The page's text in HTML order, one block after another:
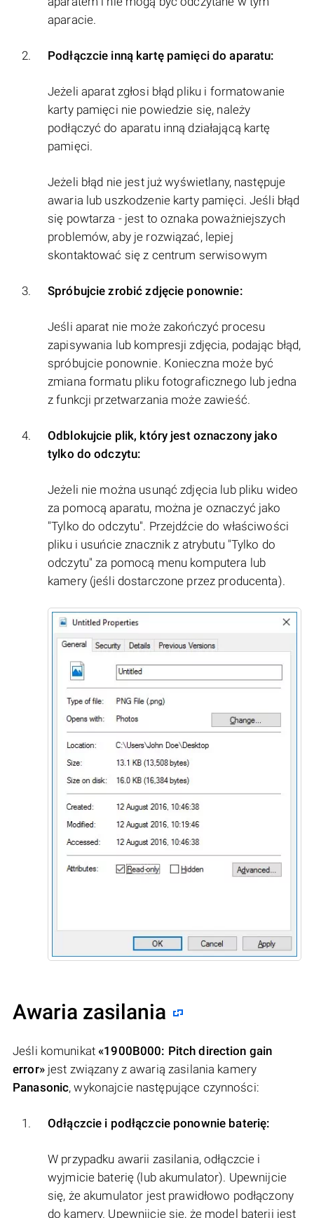
aparacie.
Podłączcie inną kartę pamięci do aparatu:
Jeżeli aparat zgłosi błąd pliku i formatowanie
karty pamięci nie powiedzie się, należy
podłączyć do aparatu inną działającą kartę
pamięci.
Jeżeli błąd nie jest już wyświetlany, następuje
awaria lub uszkodzenie karty pamięci. Jeśli błąd
się powtarza - jest to oznaka poważniejszych
problemów, aby je rozwiązać, lepiej
skontaktować się z centrum serwisowym
Spróbujcie zrobić zdjęcie ponownie:
Jeśli aparat nie może zakończyć procesu
zapisywania lub kompresji zdjęcia, podając błąd,
spróbujcie ponownie. Konieczna może być
zmiana formatu pliku fotograficznego lub jedna
z funkcji przetwarzania może zawieść.
Odblokujcie plik, który jest oznaczony jako
tylko do odczytu:
Jeżeli nie można usunąć zdjęcia lub pliku wideo
za pomocą aparatu, można je oznaczyć jako
"Tylko do odczytu". Przejdźcie do właściwości
pliku i usuńcie znacznik z atrybutu "Tylko do
odczytu" za pomocą menu komputera lub
kamery (jeśli dostarczone przez producenta).
Awaria zasilania
Jeśli komunikat«1900B000: Pitch direction gain
error»jest związany z awarią zasilania kamery
Panasonic, wykonajcie następujące czynności:
Odłączcie i podłączcie ponownie baterię:
W przypadku awarii zasilania, odłączcie i
wyjmicie baterię (lub akumulator). Upewnijcie
się, że akumulator jest prawidłowo podłączony
do kamery. Upewnijcie się, że model baterii jest